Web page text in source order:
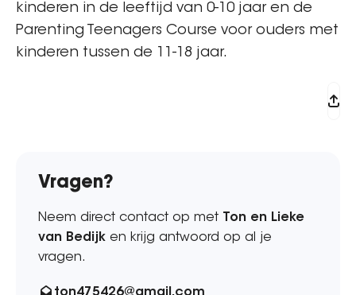
kinderen in de leeftijd van 0-10 jaar en de
Parenting Teenagers Course voor ouders met
kinderen tussen de 11-18 jaar.
Vragen?
Neem direct contact op met
Ton en Lieke
van Bedijk en krijg antwoord op al je
vragen.
ton475426@gmail.com